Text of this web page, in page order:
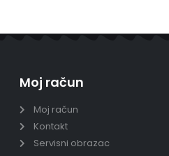
Moj račun
Moj račun
Kontakt
Servisni obrazac